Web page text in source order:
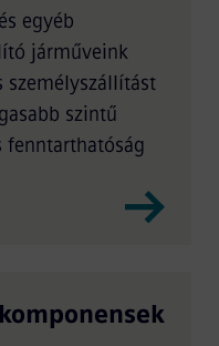
egyéb
járműveink
személyszállítást
szintű
fenntarthatóság